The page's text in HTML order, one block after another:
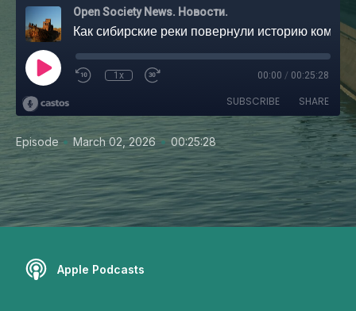
Open Society News. Новости.
Как сибирские реки повернули историю коммунистической России.
1x 00:00 / 00:25:28
SUBSCRIBE SHARE
Episode• March 02, 2026 • 00:25:28
Apple Podcasts